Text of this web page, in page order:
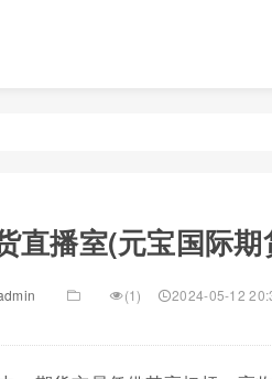
直播室(元宝国际
(1) 2024-05-12